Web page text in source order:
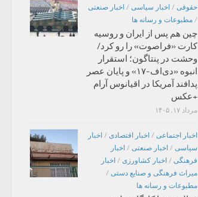
حقوقی / اخبار سیاسی / اخبار صنعتی
/ مطبوعات و رسانه ها
چین هم پس از ایران و روسیه
کارت «فراصوت» را رو کرد/
وحشت در پنتاگون؛ استقرار
انبوه «دی‌اف‑۱۷» و پایان عصر
پدافند آمریکا در اقیانوس آرام
+عکس
مرداد ۱۷, ۱۴۰۵
اخبار اجتماعی / اخبار اقتصادی / اخبار
سیاسی / اخبار صنعتی / اخبار
فرهنگی / اخبار کشاورزی / اخبار
میراث فرهنگی و صنایع دستی /
مطبوعات و رسانه ها